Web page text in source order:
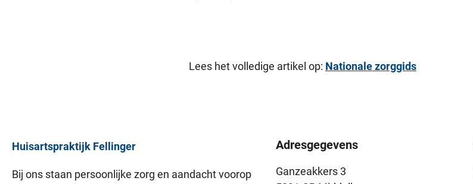
Lees het volledige artikel op: Nationale zorggids
Huisartspraktijk Fellinger
Bij ons staan persoonlijke zorg en aandacht voorop
Adresgegevens
Ganzeakkers 3